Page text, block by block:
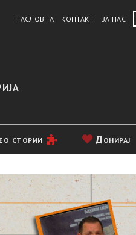
НАСЛОВНА КОНТАКТ ЗА НАС
стории Донирај